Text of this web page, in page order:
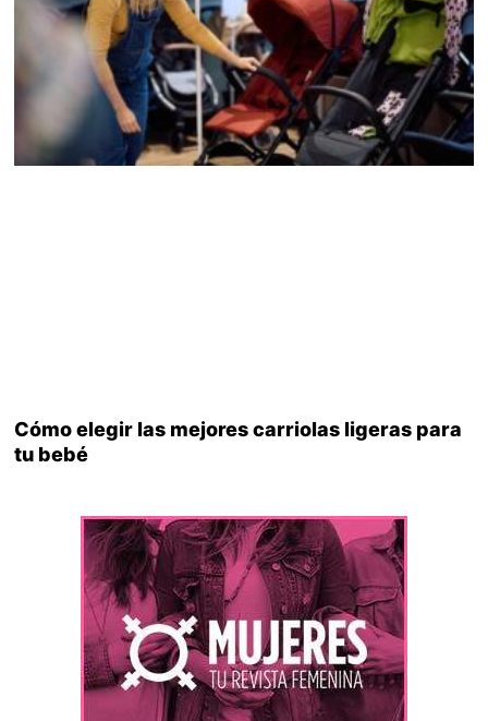
Cómo elegir las mejores carriolas ligeras para
tu bebé